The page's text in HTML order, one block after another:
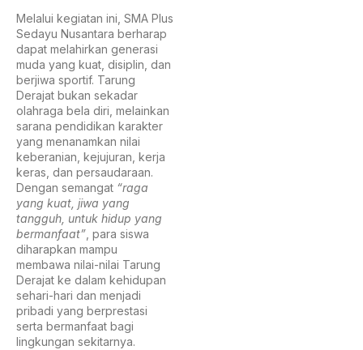
Melalui kegiatan ini, SMA Plus
Sedayu Nusantara berharap
dapat melahirkan generasi
muda yang kuat, disiplin, dan
berjiwa sportif. Tarung
Derajat bukan sekadar
olahraga bela diri, melainkan
sarana pendidikan karakter
yang menanamkan nilai
keberanian, kejujuran, kerja
keras, dan persaudaraan.
Dengan semangat “raga
yang kuat, jiwa yang
tangguh, untuk hidup yang
bermanfaat”, para siswa
diharapkan mampu
membawa nilai-nilai Tarung
Derajat ke dalam kehidupan
sehari-hari dan menjadi
pribadi yang berprestasi
serta bermanfaat bagi
lingkungan sekitarnya.